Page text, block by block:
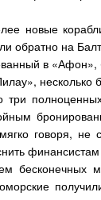
новые
на
в «Афон»,
три
говоря,
бесконечных